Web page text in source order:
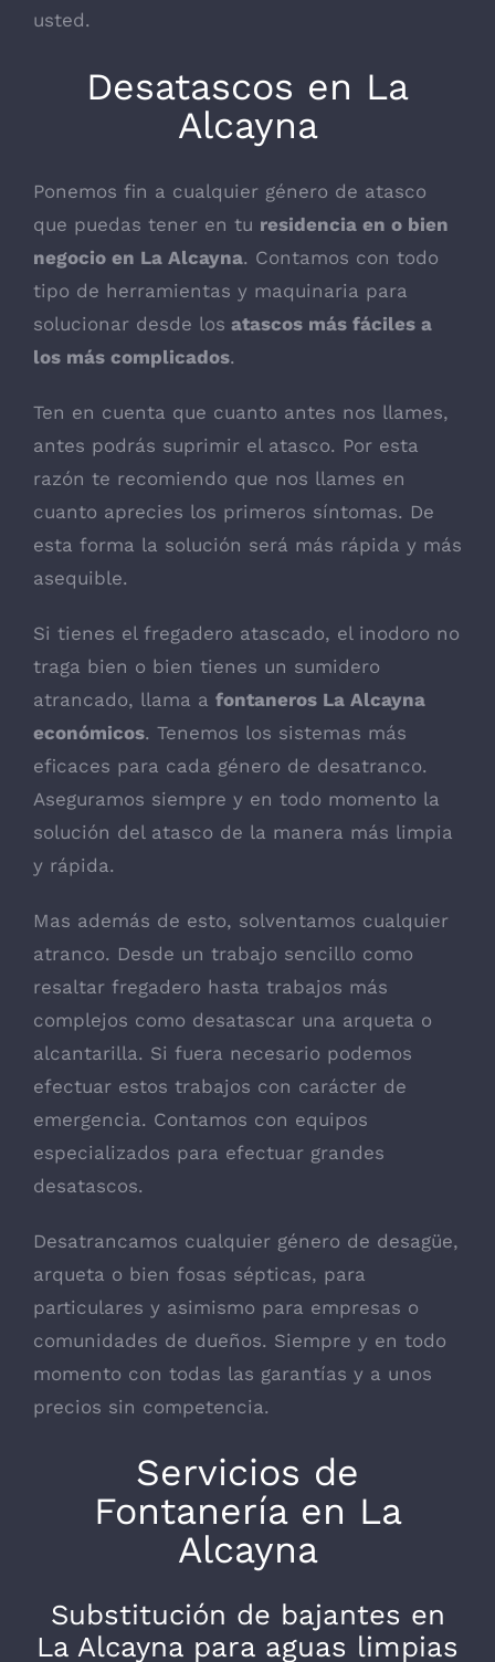
usted.
Desatascos en La
Alcayna
Ponemos fin a cualquier género de atasco
que puedas tener en tu residencia en o bien
negocio en La Alcayna. Contamos con todo
tipo de herramientas y maquinaria para
solucionar desde los atascos más fáciles a
los más complicados.
Ten en cuenta que cuanto antes nos llames,
antes podrás suprimir el atasco. Por esta
razón te recomiendo que nos llames en
cuanto aprecies los primeros síntomas. De
esta forma la solución será más rápida y más
asequible.
Si tienes el fregadero atascado, el inodoro no
traga bien o bien tienes un sumidero
atrancado, llama a fontaneros La Alcayna
económicos. Tenemos los sistemas más
eficaces para cada género de desatranco.
Aseguramos siempre y en todo momento la
solución del atasco de la manera más limpia
y rápida.
Mas además de esto, solventamos cualquier
atranco. Desde un trabajo sencillo como
resaltar fregadero hasta trabajos más
complejos como desatascar una arqueta o
alcantarilla. Si fuera necesario podemos
efectuar estos trabajos con carácter de
emergencia. Contamos con equipos
especializados para efectuar grandes
desatascos.
Desatrancamos cualquier género de desagüe,
arqueta o bien fosas sépticas, para
particulares y asimismo para empresas o
comunidades de dueños. Siempre y en todo
momento con todas las garantías y a unos
precios sin competencia.
Servicios de
Fontanería en La
Alcayna
Substitución de bajantes en
La Alcayna para aguas limpias